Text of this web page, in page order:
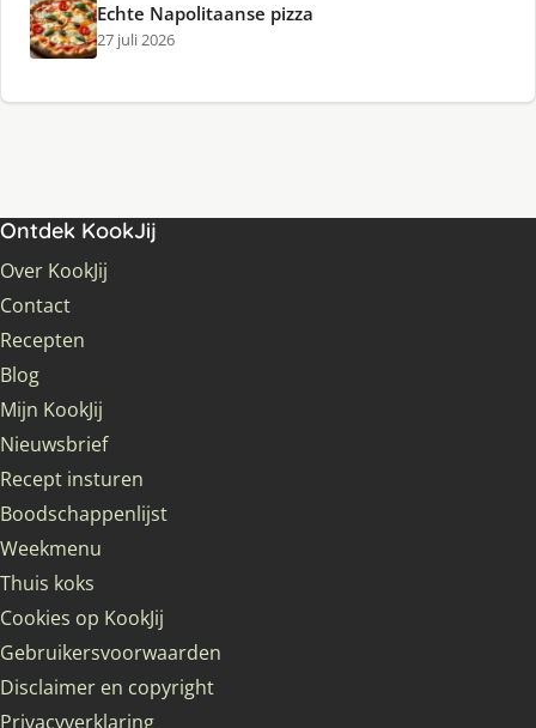
Echte Napolitaanse pizza
27 juli 2026
Ontdek KookJij
Over KookJij
Contact
Recepten
Blog
Mijn KookJij
Nieuwsbrief
Recept insturen
Boodschappenlijst
Weekmenu
Thuis koks
Cookies op KookJij
Gebruikersvoorwaarden
Disclaimer en copyright
Privacyverklaring